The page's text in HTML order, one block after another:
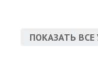
на одну
10 купонов по данной
ПОКАЗАТЬ ВСЕ